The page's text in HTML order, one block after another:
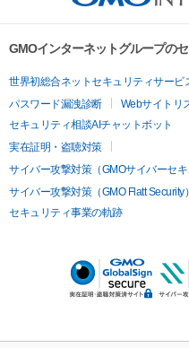
GMOインターネットグループの
世界初総合ネットセキュリティサービ
パスワード漏洩診断
Webサイトリ
セキュリティ相談AIチャットボット
実在証明・盗聴対策
サイバー攻撃対策（GMOサイバーセキ
サイバー攻撃対策（GMO Flatt Security）
セキュリティ事業の軌跡